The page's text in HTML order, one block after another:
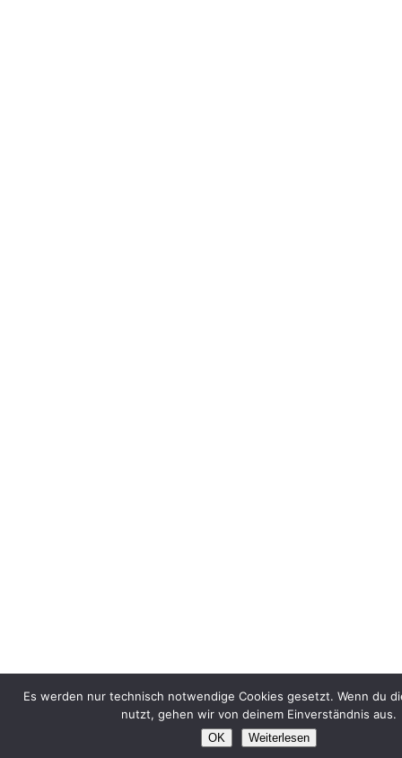
Es werden nur technisch notwendige Cookies gesetzt. Wenn du
nutzt, gehen wir von deinem Einverständnis aus.
OK Weiterlesen